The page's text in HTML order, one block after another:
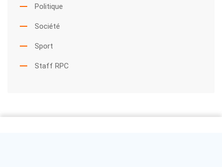
Politique
Société
Sport
Staff RPC